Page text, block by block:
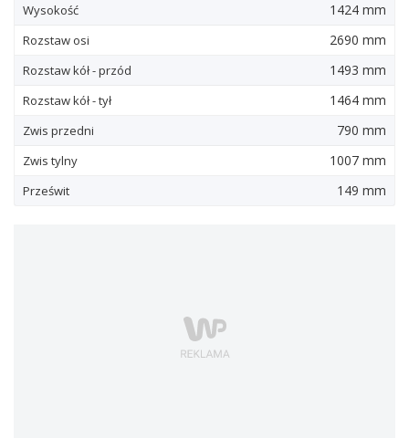
Wysokość 1424 mm
Rozstaw osi 2690 mm
Rozstaw kół - przód 1493 mm
Rozstaw kół - tył 1464 mm
Zwis przedni 790 mm
Zwis tylny 1007 mm
Prześwit 149 mm